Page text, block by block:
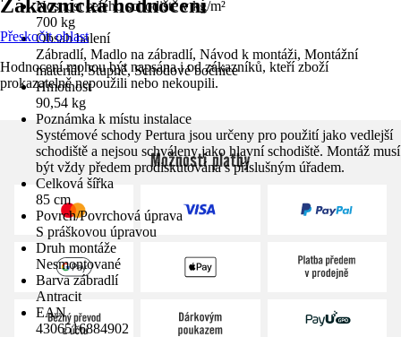
Nosnost celého schodiště v kg/m²
700 kg
Obsah balení
Zábradlí, Madlo na zábradlí, Návod k montáži, Montážní
materiál, Stupně, Schodové bočnice
Hmotnost
90,54 kg
Poznámka k místu instalace
Systémové schody Pertura jsou určeny pro použití jako vedlejší
schodiště a nejsou schváleny jako hlavní schodiště. Montáž musí
být vždy předem prodiskutována s příslušným úřadem.
Celková šířka
85 cm
Povrch/Povrchová úprava
S práškovou úpravou
Druh montáže
Nesmontované
Barva zábradlí
Antracit
EAN
4306516884902
Zákaznická hodnocení
Přeskočit oblast
Hodnocení mohou být napsána i od zákazníků, kteří zboží
prokazatelně nepoužili nebo nekoupili.
Možnosti platby